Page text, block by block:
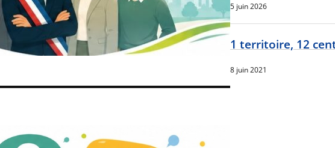
5 juin 2026
1 territoire, 12
8 juin 2021